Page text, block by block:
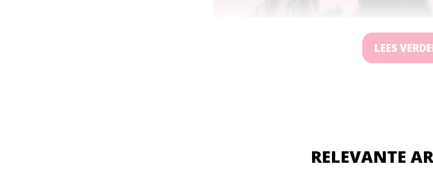
LEES
RELEVANTE